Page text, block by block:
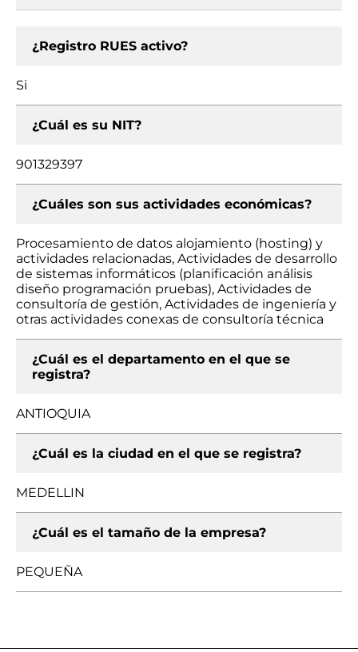
¿Registro RUES activo?
Si
¿Cuál es su NIT?
901329397
¿Cuáles son sus actividades económicas?
Procesamiento de datos alojamiento (hosting) y
actividades relacionadas, Actividades de desarrollo
de sistemas informáticos (planificación análisis
diseño programación pruebas), Actividades de
consultoría de gestión, Actividades de ingeniería y
otras actividades conexas de consultoría técnica
¿Cuál es el departamento en el que se
registra?
ANTIOQUIA
¿Cuál es la ciudad en el que se registra?
MEDELLIN
¿Cuál es el tamaño de la empresa?
PEQUEÑA